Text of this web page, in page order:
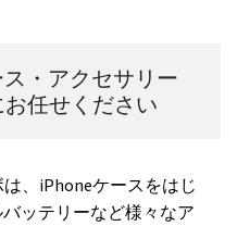
・アクセサリー
任せください
、iPhoneケースをはじ
ッテリーなど様々なア